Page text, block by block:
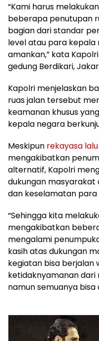
“Kami harus
beberapa penutupan
bagian dari standar
level atau para kepala
amankan,” kata
gedung Berdikari,
Kapolri menjelaskan
ruas jalan tersebut
keamanan khusus
kepala negara
Meskipun rekayasa
mengakibatkan
alternatif, Kapolri
dukungan
dan keselamatan
“Sehingga kita
mengakibatkan
mengalami
kasih atas dukungan
kegiatan bisa berjalan
ketidaknyamanan
namun semuanya bisa